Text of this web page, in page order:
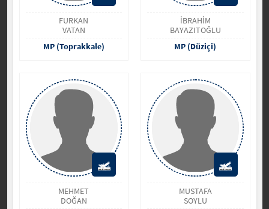
FURKAN
VATAN
MP (Toprakkale)
İBRAHİM
BAYAZITOĞLU
MP (Düziçi)
MEHMET
DOĞAN
MUSTAFA
SOYLU